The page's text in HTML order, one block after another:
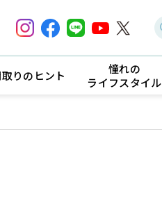
りのヒント
憧れの
ライフスタイル